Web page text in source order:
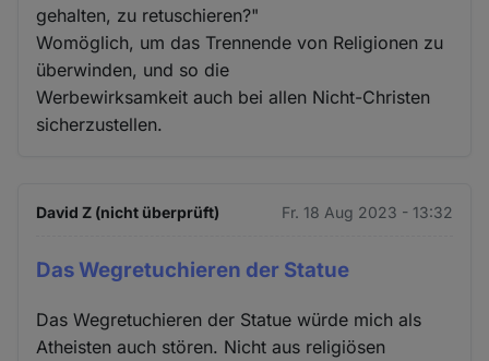
gehalten, zu retuschieren?"
Womöglich, um das Trennende von Religionen zu
überwinden, und so die
Werbewirksamkeit auch bei allen Nicht-Christen
sicherzustellen.
David Z (nicht überprüft) Fr. 18 Aug 2023 - 13:32
Das Wegretuchieren der Statue
Das Wegretuchieren der Statue würde mich als
Atheisten auch stören. Nicht aus religiösen